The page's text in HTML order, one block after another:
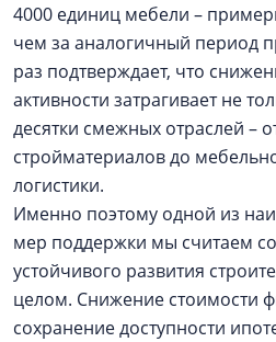
4000 единиц мебели –
чем за аналогичный период
раз подтверждает, что
активности затрагивает не
десятки смежных отраслей –
стройматериалов до
логистики.
Именно поэтому одной из
мер поддержки мы считаем
устойчивого развития
целом. Снижение стоимости
сохранение доступности